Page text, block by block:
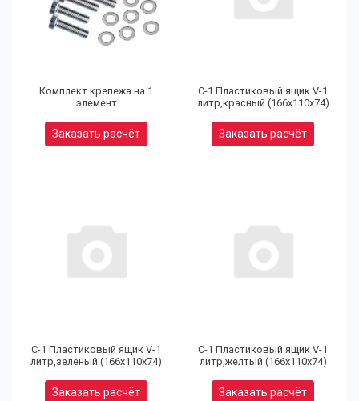
Комплект крепежа на 1
элемент
Заказать расчёт
С-1 Пластиковый ящик V-1
литр,красный (166х110х74)
Заказать расчёт
С-1 Пластиковый ящик V-1
литр,зеленый (166х110х74)
Заказать расчёт
С-1 Пластиковый ящик V-1
литр,желтый (166х110х74)
Заказать расчёт